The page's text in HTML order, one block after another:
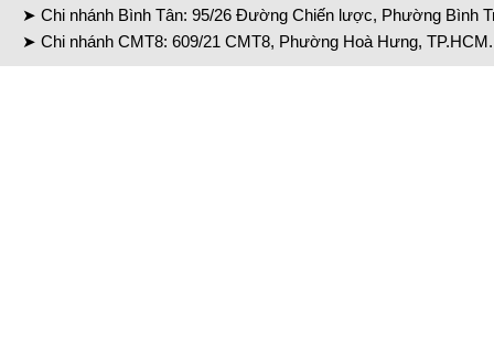
➤ Chi nhánh Bình Tân: 95/26 Đường Chiến lược, Phường Bình
➤ Chi nhánh CMT8: 609/21 CMT8, Phường Hoà Hưng,